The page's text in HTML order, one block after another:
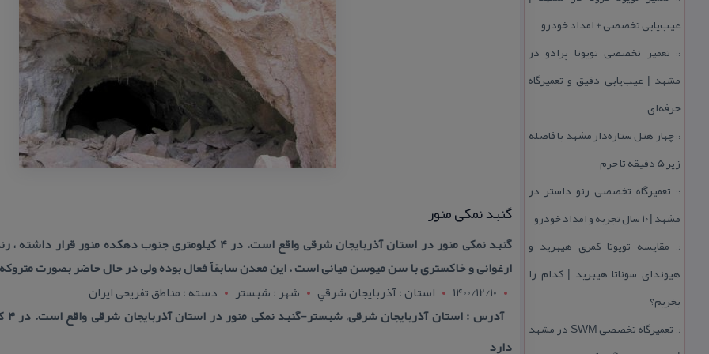
عیب‌یابی تخصصی + امداد خودرو
:: تعمیر تخصصی تویوتا پرادو در
مشهد | عیب‌یابی دقیق و تعمیرگاه
حرفه‌ای
::چهار هتل‌ ستاره‌دار مشهد با فاصله
زیر 5 دقیقه تا حرم
:: تعمیرگاه تخصصی رنو داستر در
مشهد | ۱۰ سال تجربه و امداد خودرو
:: مقایسه تویوتا كمری هیبرید و
هیوندای سوناتا هیبرید | كدام را
بخریم؟
::
تعمیرگاه تخصصی SWM در مشهد
گنبد نمكی منور
گنبد نمكی منور در استان آذربایجان شرقی واقع است. در ۴ كیلومتری جنوب
ارغوانی و خاكستری با سن میوسن میانی است . این معدن سابقاً فعال بوده ولی در حال حاضر بصورت
1400/12/10
استان : آذربايجان شرقي شهر : شبستر
دسته : مناطق تفریحی ایران
دارد